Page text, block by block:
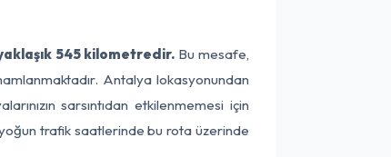
545 kilometredir. Bu mesafe,
Antalya lokasyonundan
sarsıntıdan etkilenmemesi için
trafik saatlerinde bu rota üzerinde